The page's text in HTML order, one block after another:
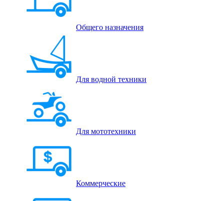
Общего назначения
Для водной техники
Для мототехники
Коммерческие